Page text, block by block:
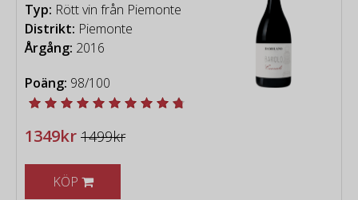
Typ: Rött vin från Piemonte
Distrikt: Piemonte
Årgång: 2016
Poäng: 98/100
1349kr 1499kr
KÖP